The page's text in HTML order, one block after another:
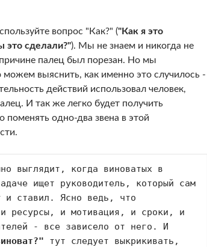
вопрос "Как?" ("Как я это
это сделали?"). Мы не знаем и никогда не
палец был порезан. Но мы
можем выяснить, как именно это случилось -
действий использовал человек,
И так же легко будет получить
поменять одно-два звена в этой
выглядит, когда виноватых в
ищет руководитель, который сам
и ставил. Ясно ведь, что
и ресурсы, и мотивация, и сроки, и
- все зависело от него. И
тут следует выкрикивать,